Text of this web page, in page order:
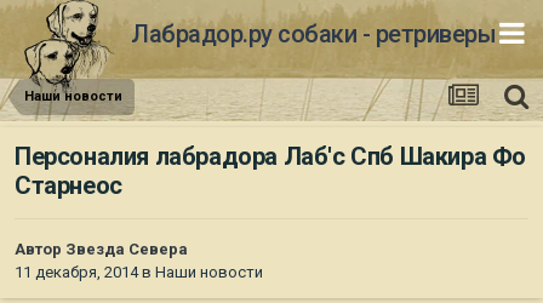
Лабрадор.ру собаки - ретриверы
Наши новости
Персоналия лабрадора Лаб'с Спб Шакира Фо
Старнеос
Автор Звезда Севера
11 декабря, 2014в Наши новости